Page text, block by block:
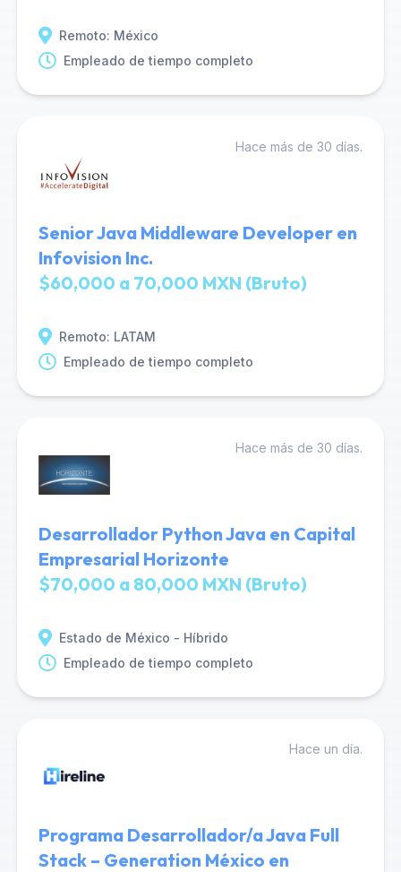
Remoto: México
Empleado de tiempo completo
Hace más de 30 días.
Senior Java Middleware Developer en
Infovision Inc.
$60,000 a 70,000 MXN (Bruto)
Remoto: LATAM
Empleado de tiempo completo
Hace más de 30 días.
Desarrollador Python Java en Capital
Empresarial Horizonte
$70,000 a 80,000 MXN (Bruto)
Estado de México - Híbrido
Empleado de tiempo completo
Hace un día.
Programa Desarrollador/a Java Full
Stack – Generation México en